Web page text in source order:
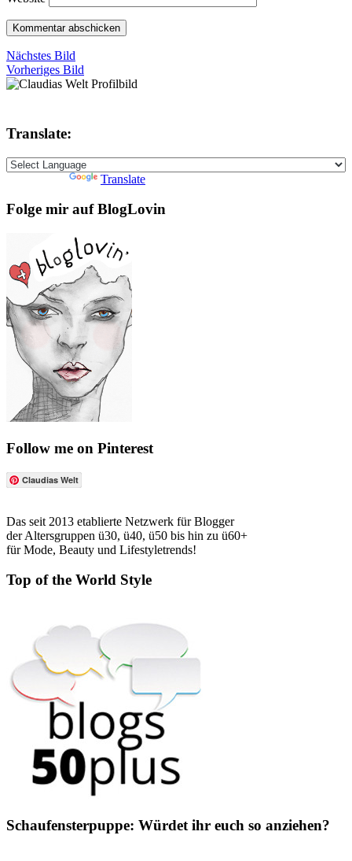
Nächstes Bild
Vorheriges Bild
Translate:
Translate
Folge mir auf BlogLovin
Follow me on Pinterest
Claudias Welt
Das seit 2013 etablierte Netzwerk für Blogger
der Altersgruppen ü30, ü40, ü50 bis hin zu ü60+
für Mode, Beauty und Lifestyletrends!
Top of the World Style
Schaufensterpuppe: Würdet ihr euch so anziehen?